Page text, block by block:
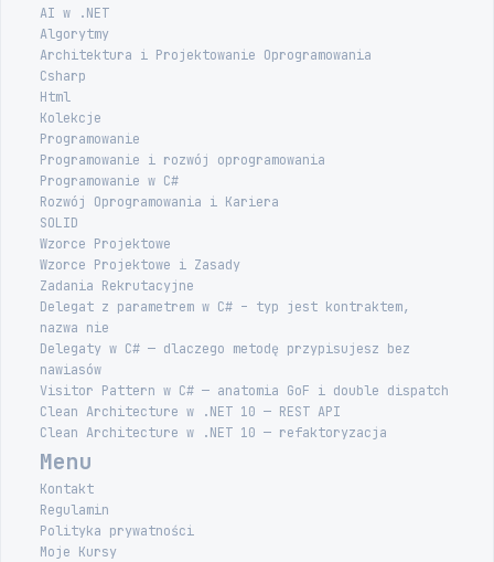
AI w .NET
Algorytmy
Architektura i Projektowanie Oprogramowania
Csharp
Html
Kolekcje
Programowanie
Programowanie i rozwój oprogramowania
Programowanie w C#
Rozwój Oprogramowania i Kariera
SOLID
Wzorce Projektowe
Wzorce Projektowe i Zasady
Zadania Rekrutacyjne
Delegat z parametrem w C# – typ jest kontraktem,
nazwa nie
Delegaty w C# — dlaczego metodę przypisujesz bez
nawiasów
Visitor Pattern w C# — anatomia GoF i double dispatch
Clean Architecture w .NET 10 — REST API
Clean Architecture w .NET 10 — refaktoryzacja
Menu
Kontakt
Regulamin
Polityka prywatności
Moje Kursy